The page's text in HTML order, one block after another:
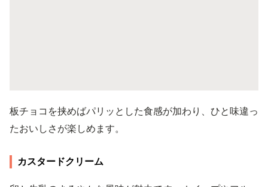
板チョコを挟めばパリッとした食感が加わり、ひと味違っ
たおいしさが楽しめます。
カスタードクリーム